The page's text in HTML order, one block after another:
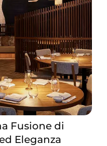
Fusione di
Eleganza